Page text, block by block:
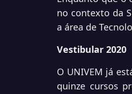
no contexto da
a área de
Vestibular 2020
O UNIVEM já
quinze cursos